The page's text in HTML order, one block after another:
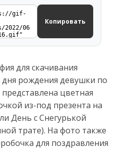
Копировать
для скачивания
дня рождения девушки по
цветная
из-под презента на
День с Снегурькой
трате). На фото также
для поздравления